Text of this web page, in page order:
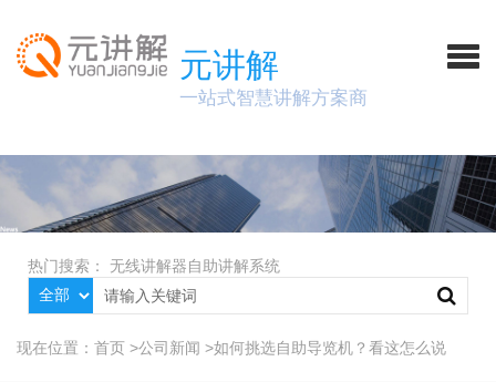
元讲解
一站式智慧讲解方案商
热门搜索： 无线讲解器自助讲解系统
现在位置： 首页 >公司新闻 >如何挑选自助导览机？看这怎么说